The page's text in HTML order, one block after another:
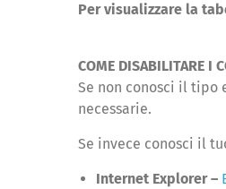
Per visualizzare la
COME DISABILITARE I
Se non conosci il tipo
necessarie.
Se invece conosci il
Internet Explorer –